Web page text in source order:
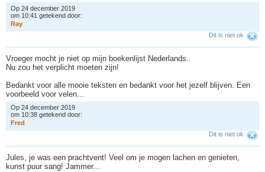
Op 24 december 2019
om 10:41 getekend door:
Ray
Dit is niet ok
Vroeger mocht je niet op mijn boekenlijst Nederlands..
Nu zou het verplicht moeten zijn!
Bedankt voor alle mooie teksten en bedankt voor het jezelf blijven. Een
voorbeeld voor velen...
Op 24 december 2019
om 10:38 getekend door:
Fred
Dit is niet ok
Jules, je was een prachtvent! Veel om je mogen lachen en genieten,
kunst puur sang! Jammer...